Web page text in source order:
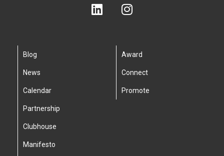
Blog
News
Calendar
Partnership
Clubhouse
Manifesto
Award
Connect
Promote